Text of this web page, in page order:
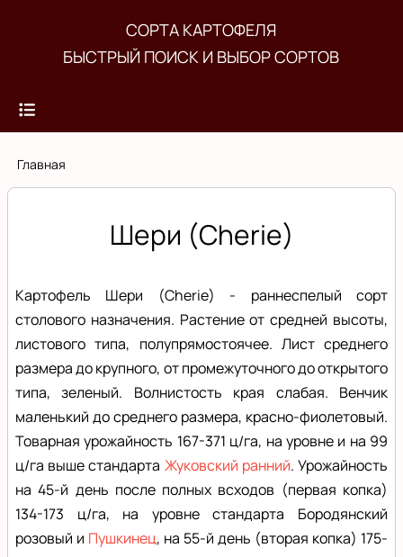
основному
СОРТА КАРТОФЕЛЯ
БЫСТРЫЙ ПОИСК И ВЫБОР СОРТОВ
Строка
Главная
Шери (Cherie)
Картофель Шери (Cherie) - раннеспелый сорт
столового назначения. Растение от средней высоты,
листового типа, полупрямостоячее. Лист среднего
размера до крупного, от промежуточного до открытого
типа, зеленый. Волнистость края слабая. Венчик
маленький до среднего размера, красно-фиолетовый.
Товарная урожайность 167-371 ц/га, на уровне и на 99
ц/га выше стандарта Жуковский ранний. Урожайность
на 45-й день после полных всходов (первая копка)
134-173 ц/га, на уровне стандарта Бородянский
розовый и Пушкинец, на 55-й день (вторая копка) 175-